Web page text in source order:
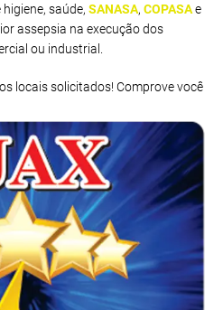
saúde, SANASA, COPASAe
assepsia na execução dos
ou industrial.
locais solicitados! Comprove você